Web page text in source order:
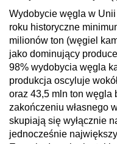
Wydobycie węgla w
roku historyczne
milionów ton (węgiel
jako dominujący
98% wydobycia węgla
produkcja oscyluje
oraz 43,5 mln ton węgla
zakończeniu własnego
skupiają się wyłącznie
jednocześnie